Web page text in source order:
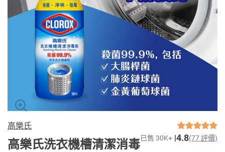
高樂氏
高樂氏洗衣機槽清潔消毒已售 30K+ 4.8(77 評價)